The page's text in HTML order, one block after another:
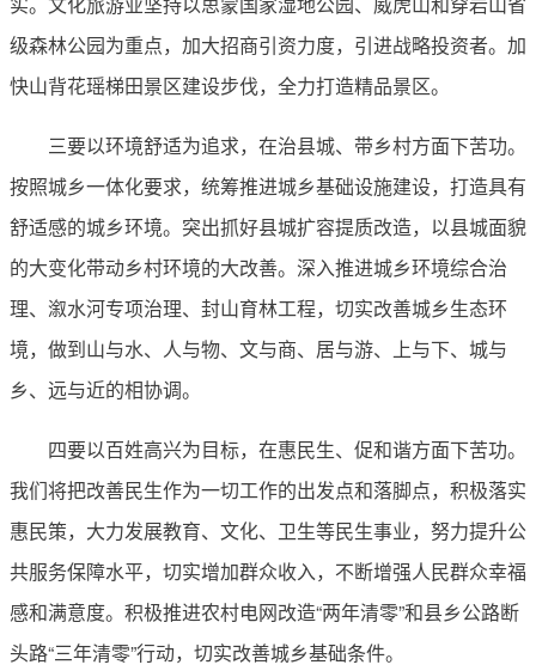
级森林公园为重点，加大招商引资力度，引进战略投资者。加
快山背花瑶梯田景区建设步伐，全力打造精品景区。
三要以环境舒适为追求，在治县城、带乡村方面下苦功。
按照城乡一体化要求，统筹推进城乡基础设施建设，打造具有
舒适感的城乡环境。突出抓好县城扩容提质改造，以县城面貌
的大变化带动乡村环境的大改善。深入推进城乡环境综合治
理、溆水河专项治理、封山育林工程，切实改善城乡生态环
境，做到山与水、人与物、文与商、居与游、上与下、城与
乡、远与近的相协调。
四要以百姓高兴为目标，在惠民生、促和谐方面下苦功。
我们将把改善民生作为一切工作的出发点和落脚点，积极落实
惠民策，大力发展教育、文化、卫生等民生事业，努力提升公
共服务保障水平，切实增加群众收入，不断增强人民群众幸福
感和满意度。积极推进农村电网改造“两年清零”和县乡公路断
头路“三年清零”行动，切实改善城乡基础条件。